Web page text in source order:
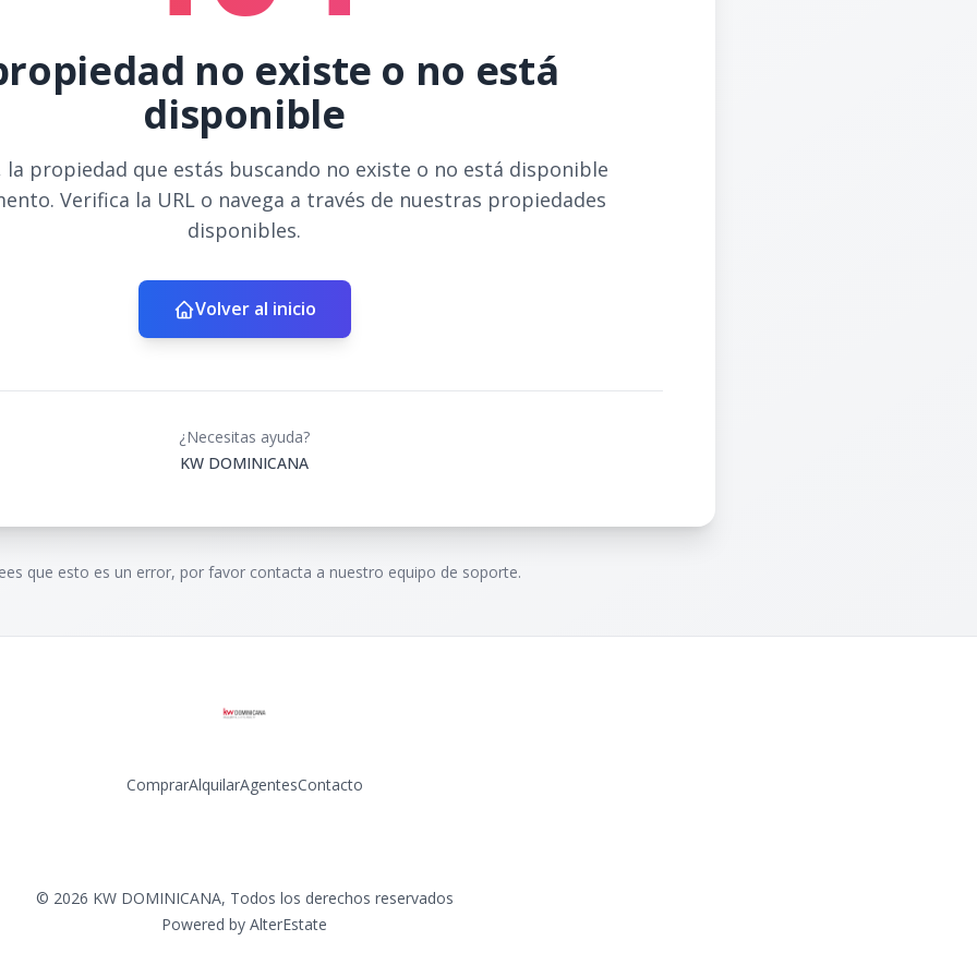
no existe o no está
disponible
propiedad que estás buscando no existe o no está disponible
Verifica la URL o navega a través de nuestras propiedades
disponibles.
Volver al inicio
¿Necesitas ayuda?
KW DOMINICANA
que esto es un error, por favor contacta a nuestro equipo de soporte.
ComprarAlquilarAgentesContacto
© 2026 KW DOMINICANA, Todos los derechos reservados
Powered by AlterEstate